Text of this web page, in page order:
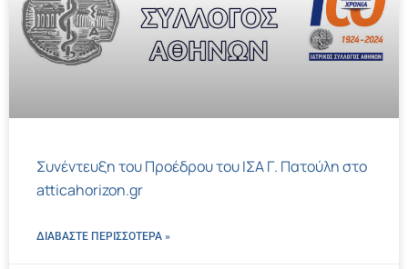
Συνέντευξη του Προέδρου του ΙΣΑ Γ. Πατούλη στο
atticahorizon.gr
ΔΙΑΒΑΣΤΕ ΠΕΡΙΣΣΌΤΕΡΑ »